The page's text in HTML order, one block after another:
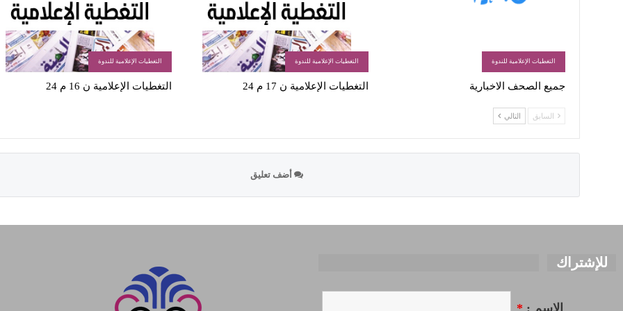
التغطيات الإعلامية للندوة
جميع الصحف الاخبارية
التغطيات الإعلامية للندوة
التغطيات الإعلامية ن 17 م 24
التغطيات الإعلامية للندوة
التغطيات الإعلامية ن 16 م 24
السابق التالي
أضف تعليق
للإشتراك